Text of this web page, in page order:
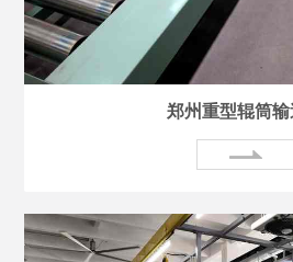
郑州重型辊筒